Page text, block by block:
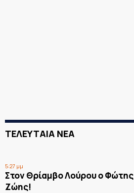
ΤΕΛΕΥΤΑΙΑ ΝΕΑ
5:27 μμ
Στον Θρίαμβο Λούρου ο Φώτης
Ζώης!